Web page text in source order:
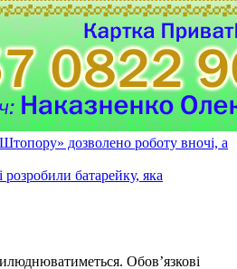
дозволено роботу вночі, а
розробили батарейку, яка
Обов’язкові